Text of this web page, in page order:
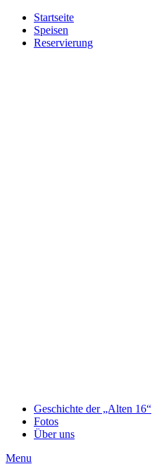
Startseite
Speisen
Reservierung
Geschichte der „Alten 16“
Fotos
Über uns
Menu